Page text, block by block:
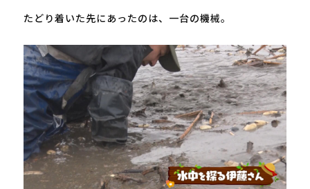
たどり着いた先にあったのは、一台の機械。